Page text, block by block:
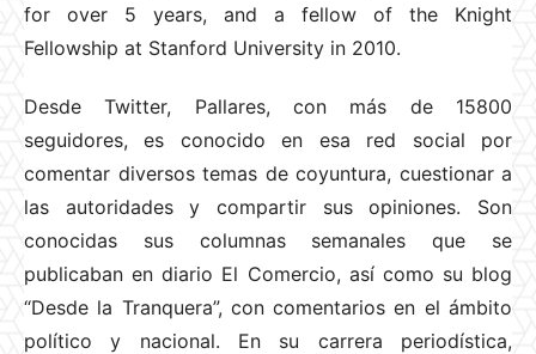
for over 5 years, and a fellow of the Knight
Fellowship at Stanford University in 2010.
Desde Twitter, Pallares, con más de 15800
seguidores, es conocido en esa red social por
comentar diversos temas de coyuntura, cuestionar a
las autoridades y compartir sus opiniones. Son
conocidas sus columnas semanales que se
publicaban en diario El Comercio, así como su blog
“Desde la Tranquera”, con comentarios en el ámbito
político y nacional. En su carrera periodística,